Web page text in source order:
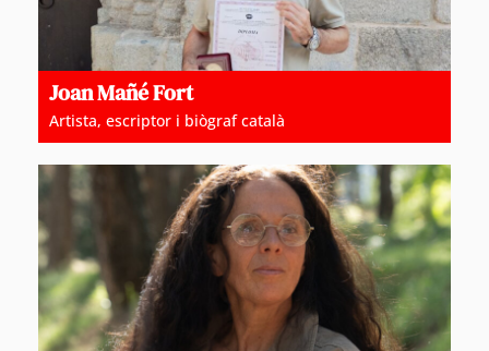
Joan Mañé Fort
Artista, escriptor i biògraf català